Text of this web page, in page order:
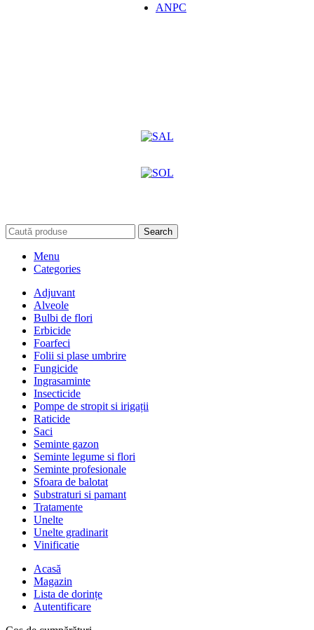
ANPC
Search
Menu
Categories
Adjuvant
Alveole
Bulbi de flori
Erbicide
Foarfeci
Folii si plase umbrire
Fungicide
Ingrasaminte
Insecticide
Pompe de stropit si irigații
Raticide
Saci
Seminte gazon
Seminte legume si flori
Seminte profesionale
Sfoara de balotat
Substraturi si pamant
Tratamente
Unelte
Unelte gradinarit
Vinificatie
Acasă
Magazin
Lista de dorințe
Autentificare